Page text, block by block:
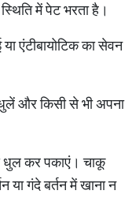
में पेट भरता है।
एंटीबायोटिक का सेवन
और किसी से भी अपना
धुल कर पकाएं। चाकू
या गंदे बर्तन में खाना न